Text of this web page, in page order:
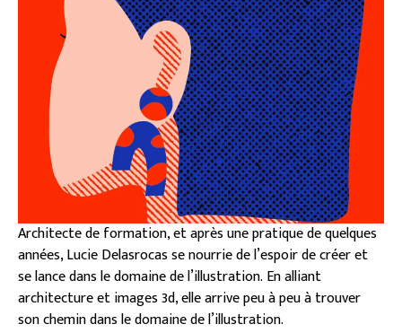
Architecte de formation, et après une pratique de quelques
années, Lucie Delasrocas se nourrie de l’espoir de créer et
se lance dans le domaine de l’illustration. En alliant
architecture et images 3d, elle arrive peu à peu à trouver
son chemin dans le domaine de l’illustration.